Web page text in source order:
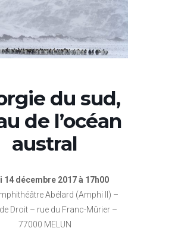
du sud,
de l’océan
austral
14 décembre 2017 à 17h00
Abélard (Amphi II) –
Droit – rue du Franc-Mûrier –
77000 MELUN